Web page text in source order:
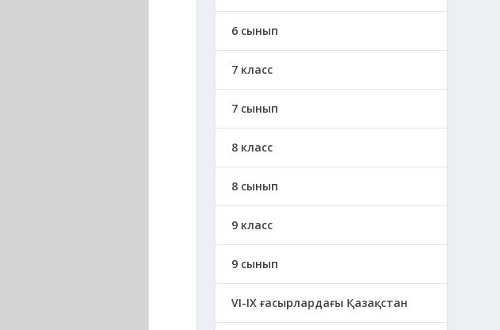
6 сынып
7 класс
7 сынып
8 класс
8 сынып
9 класс
9 сынып
VI-IX ғасырлардағы Қазақстан